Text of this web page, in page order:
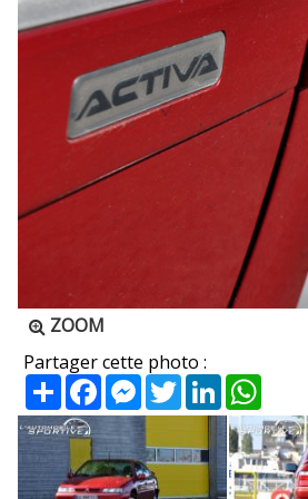
ZOOM
Partager cette photo :
PartagerFacebookMessenger
TwitterLinkedIn